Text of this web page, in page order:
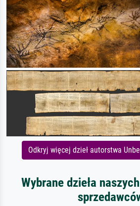
Odkryj więcej dzieł autorstwa
Wybrane dzieła